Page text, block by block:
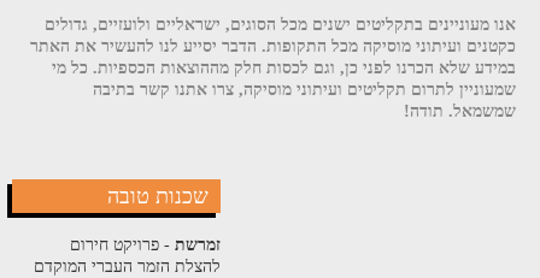
אנו מעוניינים בתקליטים ישנים מכל הסוגים, ישראליים ולועזיים, גדולים
כקטנים ועיתוני מוסיקה מכל התקופות. הדבר יסייע לנו להעשיר את האתר
במידע שלא הכרנו לפני כן, וגם לכסות חלק מההוצאות הכספיות. כל מי
שמעוניין לתרום תקליטים ועיתוני מוסיקה, צרו אתנו קשר בתיבה
שמשמאל. תודה!
שכנות טובה
זמרשת- פרויקט חירום
להצלת הזמר העברי המוקדם